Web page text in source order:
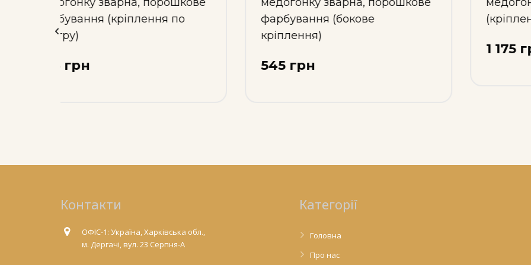
фарбування (бокове
545 грн
(кріплення по центру)
Контакти
ОФІС-1: Україна, Харківська обл.,
м. Дергачі, вул. 23 Серпня-А
Категорії
Головна
Про нас